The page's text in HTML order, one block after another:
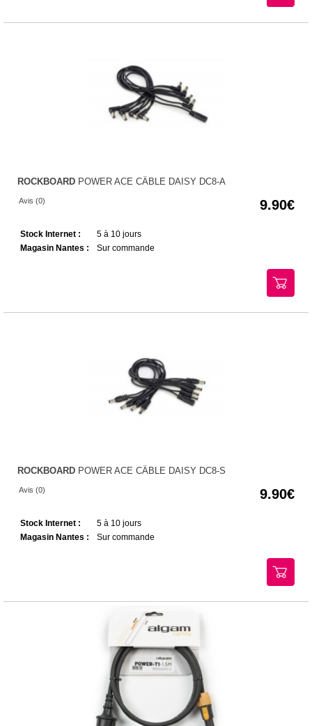
ROCKBOARD POWER ACE CÂBLE DAISY DC8-A
Avis (0) 9.90
Stock Internet :
5 à 10 jours
Magasin Nantes :
Sur commande
ROCKBOARD POWER ACE CÂBLE DAISY DC8-S
Avis (0) 9.90
Stock Internet :
5 à 10 jours
Magasin Nantes :
Sur commande